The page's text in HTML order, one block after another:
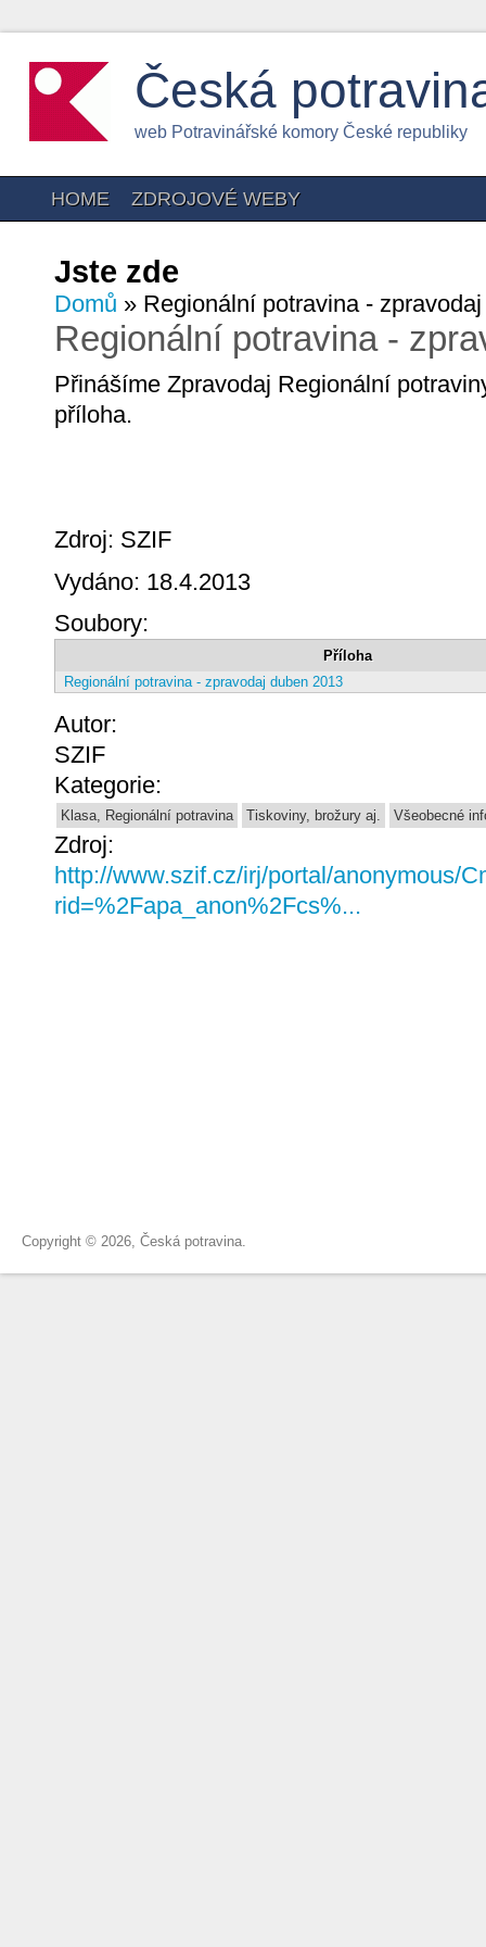
Česká
web Potravinářské komory České republiky
HOME ZDROJOVÉ WEBY
Jste zde
Domů » Regionální potravina -
Regionální potravina -
Přinášíme Zpravodaj Regionální
příloha.
Zdroj: SZIF
Vydáno: 18.4.2013
Soubory:
Příloha
Regionální potravina - zpravodaj duben 2013
Autor:
SZIF
Kategorie:
Klasa, Regionální potravina Tiskoviny, brožury aj. Všeobecné
Zdroj:
http://www.szif.cz/irj/portal/anonymous/
rid=%2Fapa_anon%2Fcs%...
Copyright © 2026, Česká potravina.